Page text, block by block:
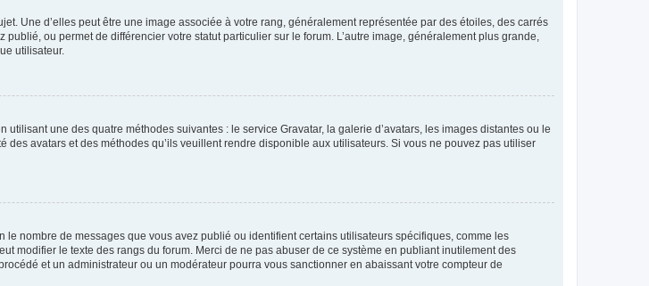
Une d’elles peut être une image associée à votre rang, généralement représentée par des étoiles, des carrés
ou permet de différencier votre statut particulier sur le forum. L’autre image, généralement plus grande,
utilisateur.
une des quatre méthodes suivantes : le service Gravatar, la galerie d’avatars, les images distantes ou le
avatars et des méthodes qu’ils veuillent rendre disponible aux utilisateurs. Si vous ne pouvez pas utiliser
nombre de messages que vous avez publié ou identifient certains utilisateurs spécifiques, comme les
modifier le texte des rangs du forum. Merci de ne pas abuser de ce système en publiant inutilement des
et un administrateur ou un modérateur pourra vous sanctionner en abaissant votre compteur de